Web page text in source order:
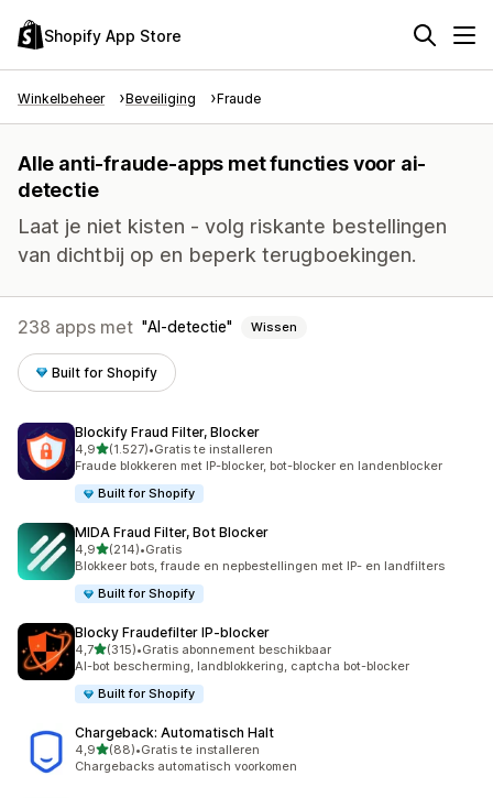
Shopify App Store
Winkelbeheer Beveiliging Fraude
Alle anti-fraude-apps met functies voor ai-
detectie
Laat je niet kisten - volg riskante bestellingen
van dichtbij op en beperk terugboekingen.
238 apps met AI-detectie Wissen
Built for Shopify
Blockify Fraud Filter, Blocker
4,9van 5 sterren
(1.527)
1527 recensies in totaal
•Gratis te installeren
Fraude blokkeren met IP-blocker, bot-blocker en landenblocker
Built for Shopify
MIDA Fraud Filter, Bot Blocker
4,9van 5 sterren
(214)
214 recensies in totaal
•Gratis
Blokkeer bots, fraude en nepbestellingen met IP- en landfilters
Built for Shopify
Blocky Fraudefilter IP‑blocker
4,7van 5 sterren
(315)
315 recensies in totaal
•Gratis abonnement beschikbaar
AI-bot bescherming, landblokkering, captcha bot-blocker
Built for Shopify
Chargeback: Automatisch Halt
4,9van 5 sterren
(88)
88 recensies in totaal
•Gratis te installeren
Chargebacks automatisch voorkomen